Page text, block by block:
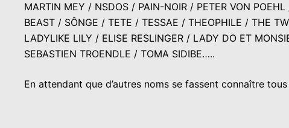
MARTIN MEY / NSDOS / PAIN-NOIR / PETER VON
BEAST / SÔNGE / TETE / TESSAE / THEOPHILE / THE
LADYLIKE LILY / ELISE RESLINGER / LADY DO ET
SEBASTIEN TROENDLE / TOMA SIDIBE…..
En attendant que d’autres noms se fassent connaître